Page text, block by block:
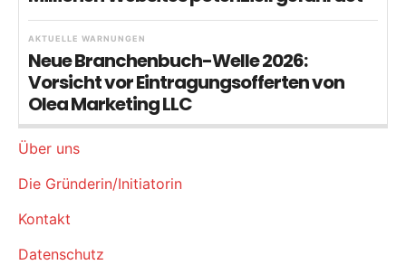
AKTUELLE WARNUNGEN
Neue Branchenbuch-Welle 2026:
Vorsicht vor Eintragungsofferten von
Olea Marketing LLC
Über uns
Die Gründerin/Initiatorin
Kontakt
Datenschutz